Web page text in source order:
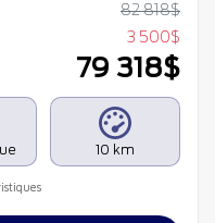
82 818$
3 500$
79 318$
10 km